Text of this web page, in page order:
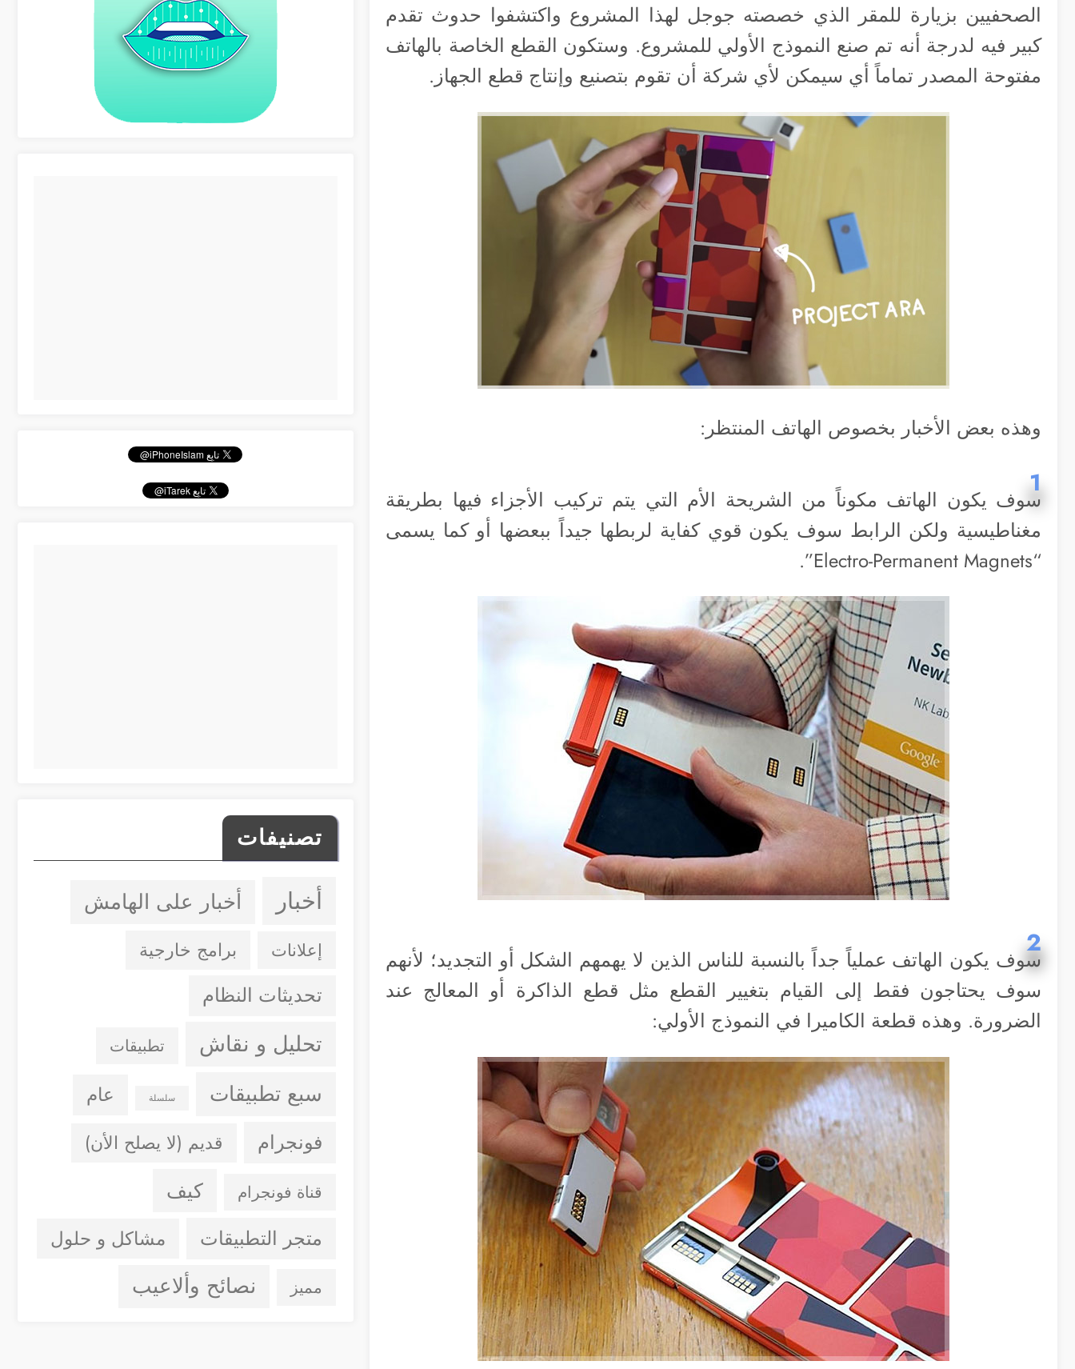
الصحفيين بزيارة للمقر الذي خصصته جوجل لهذا المشروع واكتشفوا حدوث تقدم
كبير فيه لدرجة أنه تم صنع النموذج الأولي للمشروع. وستكون القطع الخاصة بالهاتف
مفتوحة المصدر تماماً أي سيمكن لأي شركة أن تقوم بتصنيع وإنتاج قطع الجهاز.
وهذه بعض الأخبار بخصوص الهاتف المنتظر:
1
سوف يكون الهاتف مكوناً من الشريحة الأم التي يتم تركيب الأجزاء فيها بطريقة
مغناطيسية ولكن الرابط سوف يكون قوي كفاية لربطها جيداً ببعضها أو كما يسمى
“Electro-Permanent Magnets”.
2
سوف يكون الهاتف عملياً جداً بالنسبة للناس الذين لا يهمهم الشكل أو التجديد؛ لأنهم
سوف يحتاجون فقط إلى القيام بتغيير القطع مثل قطع الذاكرة أو المعالج عند
الضرورة. وهذه قطعة الكاميرا في النموذج الأولي:
تصنيفات
أخبار أخبار على الهامش
إعلانات برامج خارجية
تحديثات النظام
تحليل و نقاش تطبيقات
سبع تطبيقات سلسلة عام
فونجرام قديم (لا يصلح الأن)
قناة فونجرام كيف
متجر التطبيقات مشاكل و حلول
مميز نصائح وألاعيب